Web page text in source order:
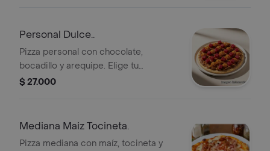
Personal Dulce..
Pizza personal con chocolate,
bocadillo y arequipe. Elige tu
preferencia.
$ 27.000
Mediana Maiz Tocineta.
Pizza mediana con maíz, tocineta y